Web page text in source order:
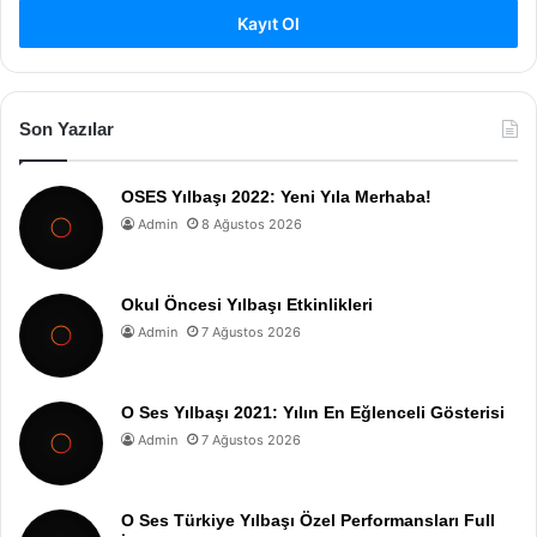
Kayıt Ol
Son Yazılar
OSES Yılbaşı 2022: Yeni Yıla Merhaba!
Admin 8 Ağustos 2026
Okul Öncesi Yılbaşı Etkinlikleri
Admin 7 Ağustos 2026
O Ses Yılbaşı 2021: Yılın En Eğlenceli Gösterisi
Admin 7 Ağustos 2026
O Ses Türkiye Yılbaşı Özel Performansları Full